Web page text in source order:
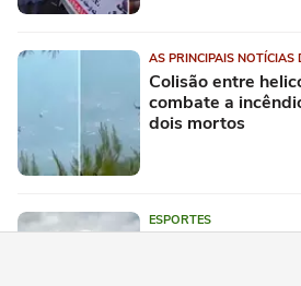
AS PRINCIPAIS NOTÍCIAS
Colisão entre
combate a
dois mortos
ESPORTES